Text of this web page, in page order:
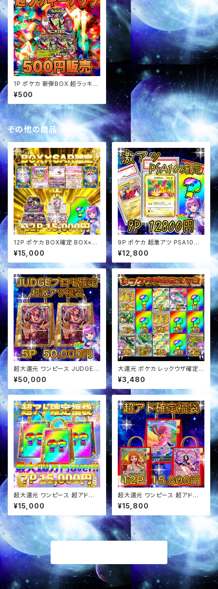
1P ポケカ 新弾BOX 超ラッキー
ゲリラ オリパ
¥500
その他の商品
12P ポケカ BOX確定 BOX×SA
Rセットオリパ
¥15,000
9P ポケカ 超激アツ PSA10確
定 オリパ
¥12,800
超大還元 ワンピース JUDGE確
定 超アド確定福袋 オリパ
¥50,000
大還元 ポケカ レックウザ確定
スタ賞 オリパ
¥3,480
超大還元 ワンピース 超アド確
定福袋 オリパ
¥15,000
超大還元 ワンピース 超アド確
定福袋 オリパ
¥15,800